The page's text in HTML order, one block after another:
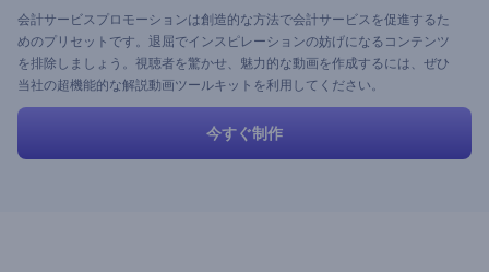
会計サービスプロモーションは創造的な方法で会計サービスを促進するた
めのプリセットです。退屈でインスピレーションの妨げになるコンテンツ
を排除しましょう。視聴者を驚かせ、魅力的な動画を作成するには、ぜひ
当社の超機能的な解説動画ツールキットを利用してください。
今すぐ制作